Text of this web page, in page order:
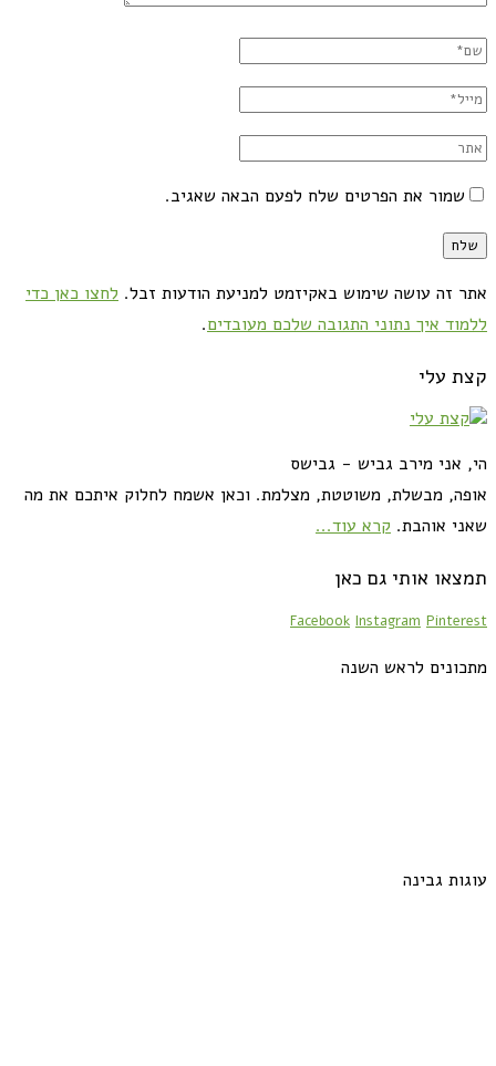
שמור את הפרטים שלח לפעם הבאה שאגיב.
אתר זה עושה שימוש באקיזמט למניעת הודעות זבל. לחצו כאן כדי
ללמוד איך נתוני התגובה שלכם מעובדים.
קצת עלי
הי, אני מירב גביש - גבישס
אופה, מבשלת, משוטטת, מצלמת. וכאן אשמח לחלוק איתכם את מה
שאני אוהבת. קרא עוד...
תמצאו אותי גם כאן
Facebook Instagram Pinterest
מתכונים לראש השנה
עוגות גבינה